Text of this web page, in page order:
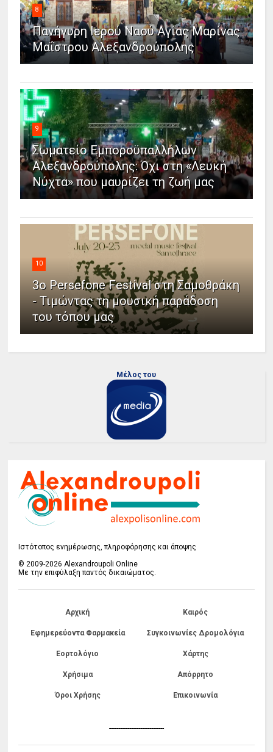
8
Πανήγυρη Ιερού Ναού Αγίας Μαρίνας
Μαΐστρου Αλεξανδρούπολης
9
Σωματείο Εμποροϋπαλλήλων
Αλεξανδρούπολης: Όχι στη «Λευκή
Νύχτα» που μαυρίζει τη ζωή μας
10
3ο Persefone Festival στη Σαμοθράκη
- Τιμώντας τη μουσική παράδοση
του τόπου μας
Μέλος του
Ιστότοπος ενημέρωσης, πληροφόρησης και άποψης
© 2009-2026 Alexandroupoli Online
Με την επιφύλαξη παντός δικαιώματος.
Αρχική Καιρός
Εφημερεύοντα Φαρμακεία Συγκοινωνίες Δρομολόγια
Εορτολόγιο Χάρτης
Χρήσιμα Απόρρητο
Όροι Χρήσης Επικοινωνία
------------------------------